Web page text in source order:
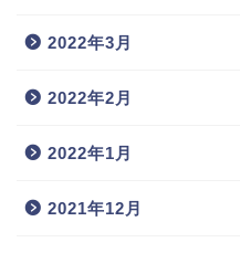
2022年3月
2022年2月
2022年1月
2021年12月